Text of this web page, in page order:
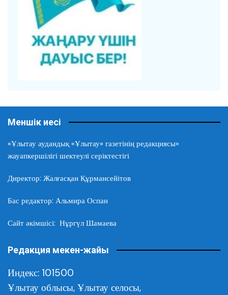
Меншік иесі
«Ұлытау аудандық «Ұлытау» газетінің редакциясы»
жауапкершілігі шектеулі серіктестігі
Директор: Жалғасқан Құрмансейітов
Бас редактор: Альмира Оспан
Сайт әкімшісі: Нұргүл Шамаева
Редакция мекен-жайы
Индекс: 101500
Ұлытау облысы, Ұлытау селосы,